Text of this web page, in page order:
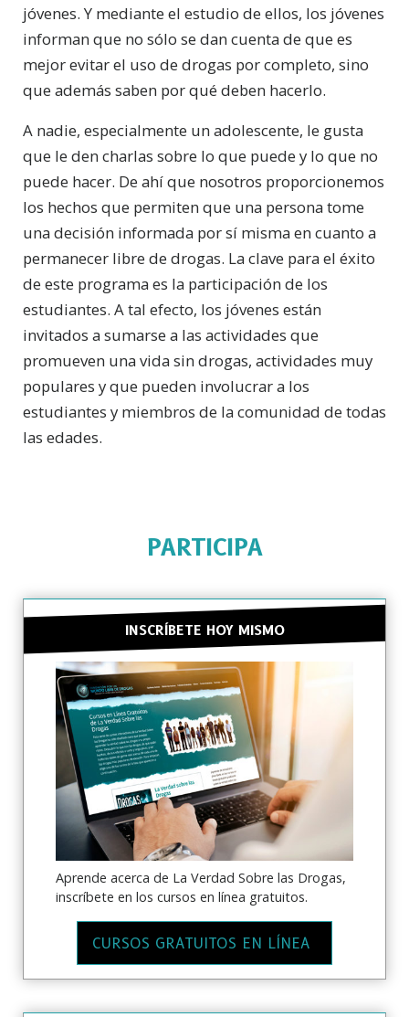
jóvenes. Y mediante el estudio de ellos, los jóvenes
informan que no sólo se dan cuenta de que es
mejor evitar el uso de drogas por completo, sino
que además saben por qué deben hacerlo.
A nadie, especialmente un adolescente, le gusta
que le den charlas sobre lo que puede y lo que no
puede hacer. De ahí que nosotros proporcionemos
los hechos que permiten que una persona tome
una decisión informada por sí misma en cuanto a
permanecer libre de drogas. La clave para el éxito
de este programa es la participación de los
estudiantes. A tal efecto, los jóvenes están
invitados a sumarse a las actividades que
promueven una vida sin drogas, actividades muy
populares y que pueden involucrar a los
estudiantes y miembros de la comunidad de todas
las edades.
PARTICIPA
INSCRÍBETE HOY MISMO
Aprende acerca de La Verdad Sobre las Drogas,
inscríbete en los cursos en línea gratuitos.
CURSOS GRATUITOS EN LÍNEA